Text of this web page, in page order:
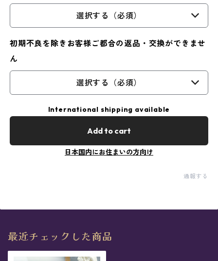
選択する（必須）
初期不良を除きお客様ご都合の返品・交換ができませ
ん
選択する（必須）
International shipping available
Add to cart
日本国内にお住まいの方向け
通報する
最近チェックした商品